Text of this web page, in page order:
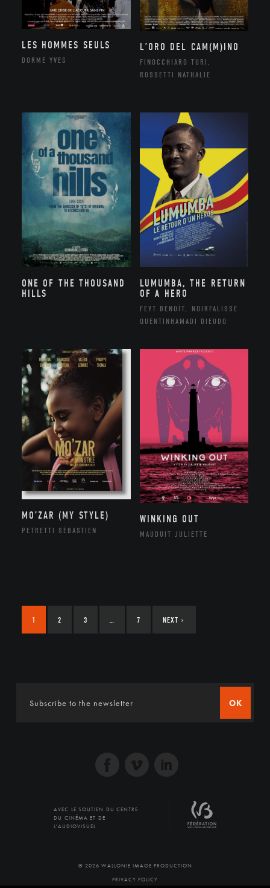
LES HOMMES SEULS
DORME YVES
L’ORO DEL CAM(M)INO
FINOCCHIARO TURI,
ROSSETTI NATHALIE
ONE OF THE THOUSAND
HILLS
LUMUMBA, THE RETURN
OF A HERO
FEYT BENOÎT, NOIRFALISSE
QUENTINHAMADI DIEUDO
MO’ZAR (MY STYLE)
PETRETTI SÉBASTIEN
WINKING OUT
MAUDUIT JULIETTE
1 2 3 … 7 NEXT ›
OK
AVEC LE SOUTIEN DU CENTRE
DU CINÉMA ET DE
L'AUDIOVISUEL
© 2026 WALLONIE IMAGE PRODUCTION
PRIVACY POLICY